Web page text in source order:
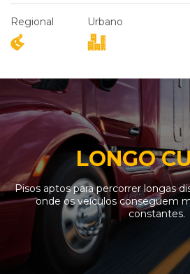
Regional Urbano
LONGO
Pisos aptos para percorrer longas
onde os veículos conseguem
constantes.